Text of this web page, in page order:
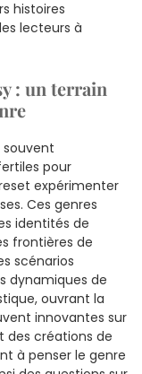
histoires
lecteurs à
: un terrain
pour
expérimenter
Ces genres
identités de
frontières de
scénarios
dynamiques de
ouvrant la
innovantes sur
des créations de
à penser le genre